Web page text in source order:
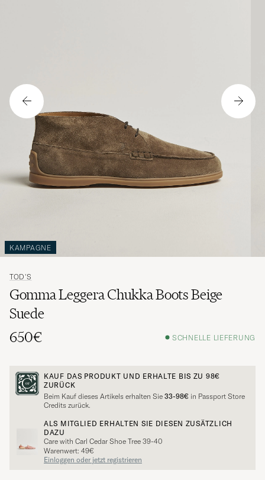
KAMPAGNE
TOD'S
Gomma Leggera Chukka Boots Beige
Suede
650€
SCHNELLE LIEFERUNG
KAUF DAS PRODUKT UND ERHALTE BIS ZU 98€
ZURÜCK
Beim Kauf dieses Artikels erhalten Sie 33-98€ in Passport Store
Credits zurück.
ALS MITGLIED ERHALTEN SIE DIESEN ZUSÄTZLICH
DAZU
Care with Carl Cedar Shoe Tree 39-40
Warenwert: 49€
Einloggen oder jetzt registrieren